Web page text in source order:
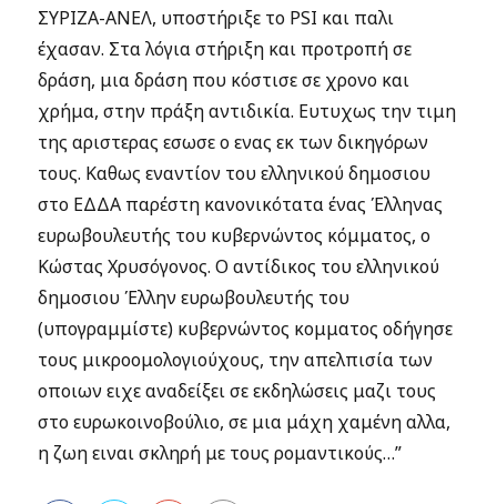
ΣΥΡΙΖΑ-ΑΝΕΛ, υποστήριξε το PSI και παλι
έχασαν. Στα λόγια στήριξη και προτροπή σε
δράση, μια δράση που κόστισε σε χρονο και
χρήμα, στην πράξη αντιδικία. Ευτυχως την τιμη
της αριστερας εσωσε ο ενας εκ των δικηγόρων
τους. Καθως εναντίον του ελληνικού δημοσιου
στο ΕΔΔΑ παρέστη κανονικότατα ένας Έλληνας
ευρωβουλευτής του κυβερνώντος κόμματος, ο
Κώστας Χρυσόγονος. Ο αντίδικος του ελληνικού
δημοσιου Έλλην ευρωβουλευτής του
(υπογραμμίστε) κυβερνώντος κομματος οδήγησε
τους μικροομολογιούχους, την απελπισία των
οποιων ειχε αναδείξει σε εκδηλώσεις μαζι τους
στο ευρωκοινοβούλιο, σε μια μάχη χαμένη αλλα,
η ζωη ειναι σκληρή με τους ρομαντικούς…”